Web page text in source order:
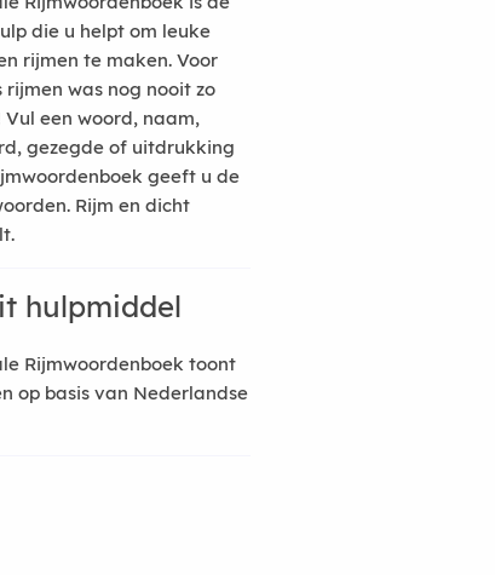
die u helpt om leuke
rijmen te maken. Voor
rijmen was nog nooit zo
een woord, naam,
gezegde of uitdrukking
geeft u de
Rijm en dicht
hulpmiddel
Rijmwoordenboek toont
op basis van Nederlandse